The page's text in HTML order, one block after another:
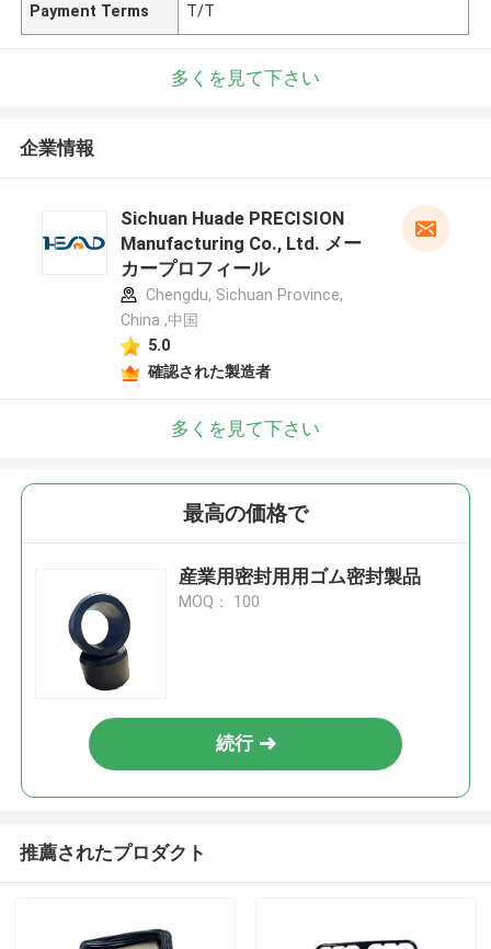
Payment Terms T/T
多くを見て下さい
企業情報
Sichuan Huade PRECISION
Manufacturing Co., Ltd. メー
カープロフィール
Chengdu, Sichuan Province,
China ,中国
5.0
確認された製造者
多くを見て下さい
最高の価格で
産業用密封用用ゴム密封製品
MOQ： 100
続行
推薦されたプロダクト